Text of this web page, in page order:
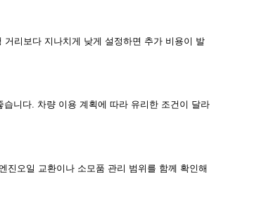
리보다 지나치게 낮게 설정하면 추가 비용이 발
니다. 차량 이용 계획에 따라 유리한 조건이 달라
진오일 교환이나 소모품 관리 범위를 함께 확인해